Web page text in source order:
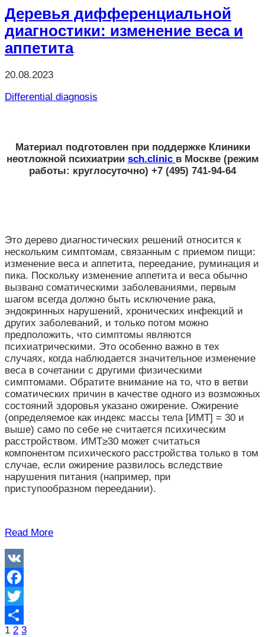
Деревья дифференциальной
диагностики: изменение веса и
аппетита
20.08.2023
Differential diagnosis
Материал подготовлен при поддержке Клиники
неотложной психиатрии sch.clinic в Москве(режим
работы: круглосуточно) +7 (495) 741-94-64
Это дерево диагностических решений относится к
нескольким симптомам, связанным с приемом пищи:
изменение веса и аппетита, переедание, руминация и
пика. Поскольку изменение аппетита и веса обычно
вызвано соматическими заболеваниями, первым
шагом всегда должно быть исключение рака,
эндокринных нарушений, хронических инфекций и
других заболеваний, и только потом можно
предположить, что симптомы являются
психиатрическими. Это особенно важно в тех
случаях, когда наблюдается значительное изменение
веса в сочетании с другими физическими
симптомами. Обратите внимание на то, что в ветви
соматических причин в качестве одного из возможных
состояний здоровья указано ожирение. Ожирение
(определяемое как индекс массы тела [ИМТ] = 30 и
выше) само по себе не считается психическим
расстройством. ИМТ≥30 может считаться
компонентом психического расстройства только в том
случае, если ожирение развилось вследствие
нарушения питания (например, при
приступообразном переедании).
Read More
VK
Facebook
Twitter
Отправить
Пагинация
1 2 3